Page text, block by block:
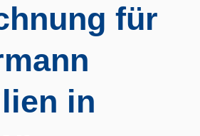
für
in